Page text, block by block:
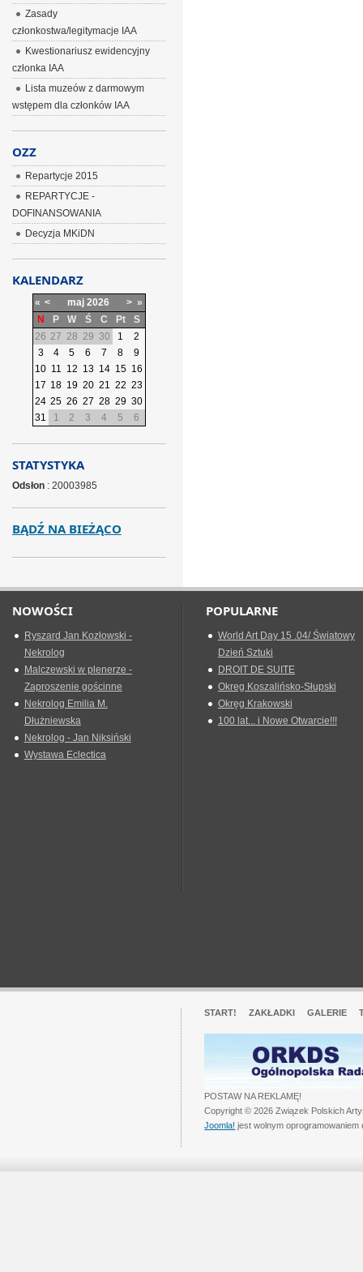
Zasady
członkostwa/legitymacje IAA
Kwestionariusz ewidencyjny
członka IAA
Lista muzeów z darmowym
wstępem dla członków IAA
OZZ
Repartycje 2015
REPARTYCJE -
DOFINANSOWANIA
Decyzja MKiDN
KALENDARZ
« < maj 2026 > »
N
P W Ś C Pt
S
26 27 28 29 30 1
2
3
4 5 6 7 8
9
10 11 12 13 14 15 16
17 18 19 20 21 22 23
24 25 26 27 28 29 30
31
1 2 3 4 5 6
STATYSTYKA
Odsłon: 20003985
BĄDŹ NA BIEŻĄCO
NOWOŚCI
Ryszard Jan Kozłowski -
Nekrolog
Malczewski w plenerze -
Zaproszenie gościnne
Nekrolog Emilia M.
Dłużniewska
Nekrolog - Jan Niksiński
Wystawa Eclectica
POPULARNE
World Art Day 15 .04/ Światowy
Dzień Sztuki
DROIT DE SUITE
Okreg Koszalińsko-Słupski
Okręg Krakowski
100 lat... i Nowe Otwarcie!!!
START! ZAKŁADKI GALERIE
POSTAW NA REKLAMĘ!
Copyright © 2026 Związek Polskich
Joomla! jest wolnym